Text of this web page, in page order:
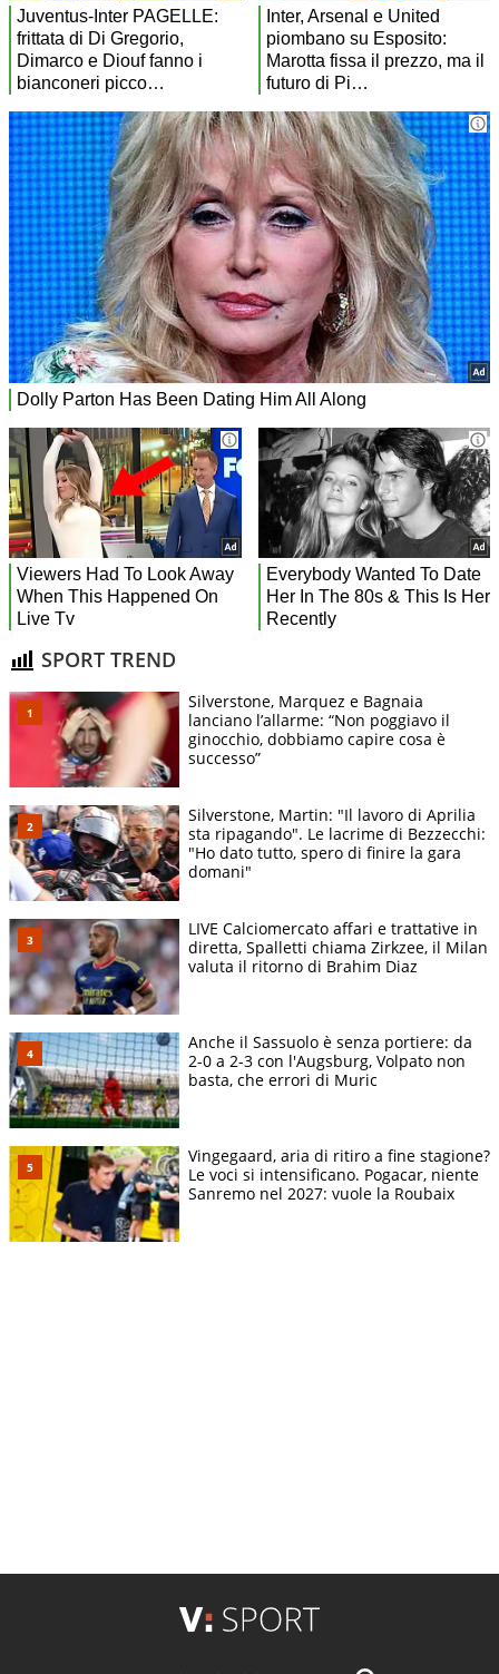
SPORT TREND
Silverstone, Marquez e Bagnaia
lanciano l’allarme: “Non poggiavo il
ginocchio, dobbiamo capire cosa è
successo”
Silverstone, Martin: "Il lavoro di Aprilia
sta ripagando". Le lacrime di Bezzecchi:
"Ho dato tutto, spero di finire la gara
domani"
LIVE Calciomercato affari e trattative in
diretta, Spalletti chiama Zirkzee, il Milan
valuta il ritorno di Brahim Diaz
Anche il Sassuolo è senza portiere: da
2-0 a 2-3 con l'Augsburg, Volpato non
basta, che errori di Muric
Vingegaard, aria di ritiro a fine stagione?
Le voci si intensificano. Pogacar, niente
Sanremo nel 2027: vuole la Roubaix